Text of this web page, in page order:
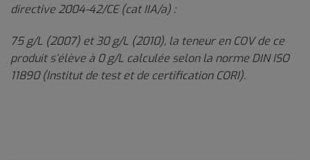
directive 2004-42/CE (cat IIA/a) :
75 g/L (2007) et 30 g/L (2010), la teneur en COV de ce
produit s’élève à 0 g/L calculée selon la norme DIN ISO
11890 (Institut de test et de certification CORI).